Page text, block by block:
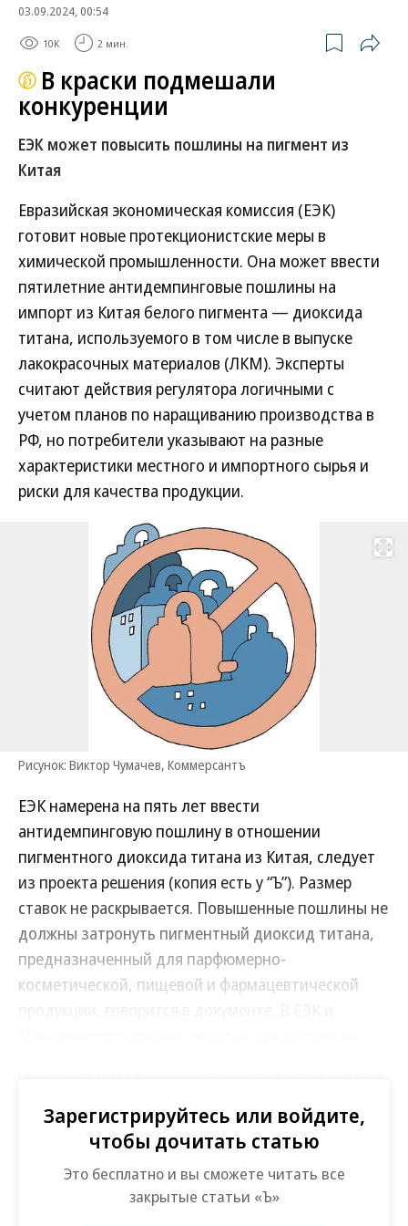
03.09.2024, 00:54
10K 2 мин.
В краски подмешали
конкуренции
ЕЭК может повысить пошлины на пигмент из
Китая
Евразийская экономическая комиссия (ЕЭК)
готовит новые протекционистские меры в
химической промышленности. Она может ввести
пятилетние антидемпинговые пошлины на
импорт из Китая белого пигмента — диоксида
титана, используемого в том числе в выпуске
лакокрасочных материалов (ЛКМ). Эксперты
считают действия регулятора логичными с
учетом планов по наращиванию производства в
РФ, но потребители указывают на разные
характеристики местного и импортного сырья и
риски для качества продукции.
Развернуть
Рисунок: Виктор Чумачев, Коммерсантъ
ЕЭК намерена на пять лет ввести
антидемпинговую пошлину в отношении
пигментного диоксида титана из Китая, следует
из проекта решения (копия есть у “Ъ”). Размер
ставок не раскрывается. Повышенные пошлины не
должны затронуть пигментный диоксид титана,
предназначенный для парфюмерно-
косметической, пищевой и фармацевтической
краскам и позволяет избавиться от использования
экологически опасных цинка, бария, свинца.
ЕЭК проводила антидемпинговое расследование
в отношении пигментного диоксида титана из
Зарегистрируйтесь или войдите,
чтобы дочитать статью
Это бесплатно и вы сможете читать все
закрытые статьи «Ъ»